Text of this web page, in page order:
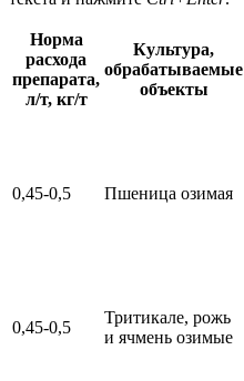
Норма
расхода
препарата,
л/т, кг/т
Культура,
обрабатываемые
объекты
0,45-0,5 Пшеница озимая
0,45-0,5
Тритикале, рожь
и ячмень озимые